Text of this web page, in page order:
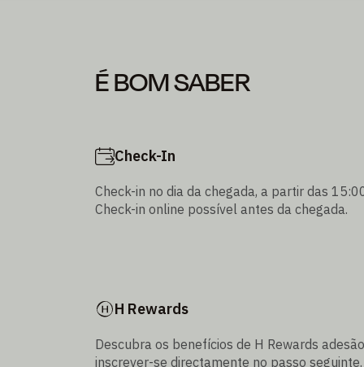
É BOM SABER
Check-In
Check-in no dia da chegada, a partir das
Check-in online possível antes da chegada.
H Rewards
Descubra os benefícios de H Rewards
inscrever-se directamente no passo seguinte.